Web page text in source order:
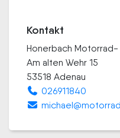
Kontakt
Honerbach
Am alten Wehr 15
53518 Adenau
026911840